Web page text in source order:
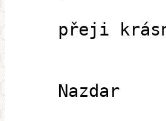
přeji
Nazdar